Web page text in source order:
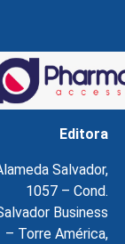
Editora
Salvador,
1057 – Cond.
Business
– Torre América,